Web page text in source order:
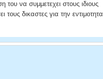
του να συμμετεχει στους ιδιους
τους δικαστες για την εντιμοτητα